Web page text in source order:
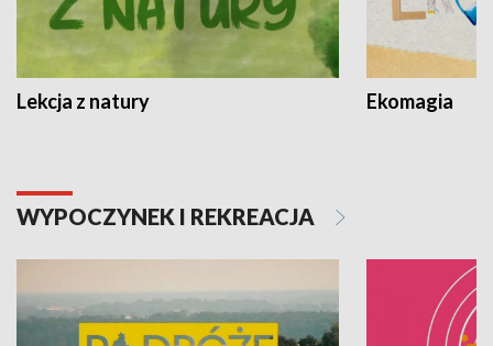
Lekcja z natury Ekomagia
WYPOCZYNEK I REKREACJA